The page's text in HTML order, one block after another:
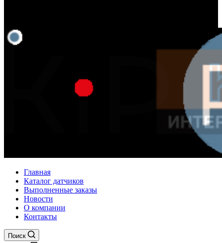
Главная
Каталог датчиков
Выполненные заказы
Новости
О компании
Контакты
Поиск